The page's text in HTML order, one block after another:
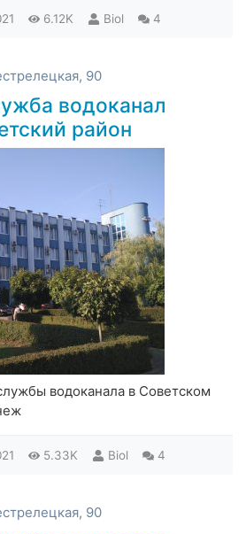
6.12K Biol 4
90
водоканал
район
водоканала в Советском
5.33K Biol 4
90